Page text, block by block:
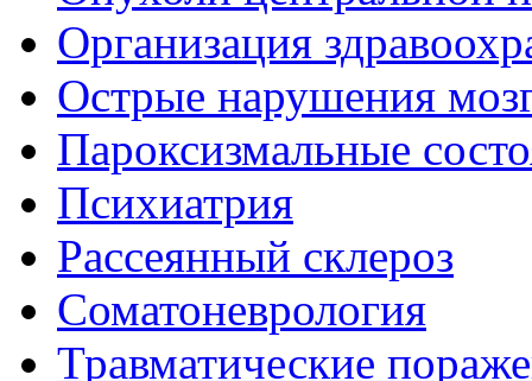
Организация
Острые нарушения
Пароксизмальные
Психиатрия
Рассеянный склероз
Соматоневрология
Травматические